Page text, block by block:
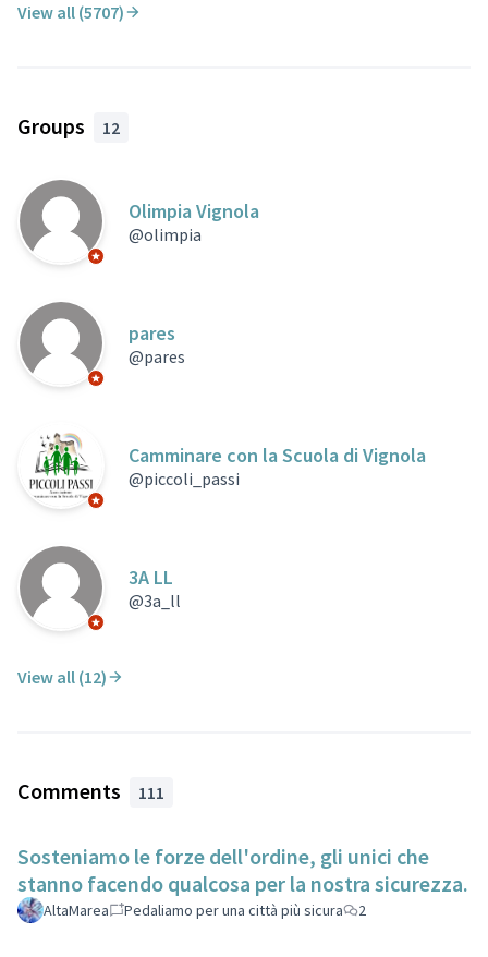
View all (5707)
Groups 12
Official participant
Olimpia Vignola
@olimpia
Official participant
pares
@pares
Official participant
Camminare con la Scuola di Vignola
@piccoli_passi
Official participant
3A LL
@3a_ll
View all (12)
Comments 111
Sosteniamo le forze dell'ordine, gli unici che
stanno facendo qualcosa per la nostra sicurezza.
AltaMarea Pedaliamo per una città più sicura 2